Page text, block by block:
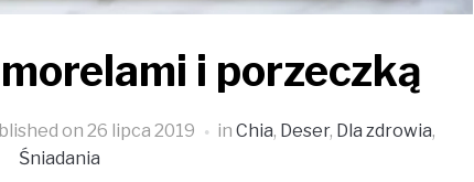
i porzeczką
on 26 lipca 2019 in Chia, Deser, Dla zdrowia,
Śniadania